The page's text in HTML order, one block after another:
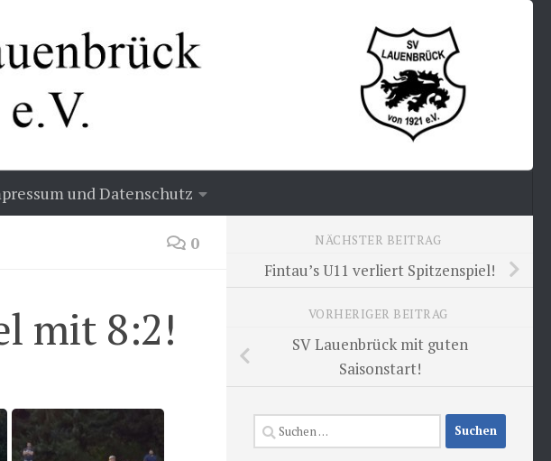
und Datenschutz
0
mit 8:2!
NÄCHSTER BEITRAG
Fintau’s U11 verliert Spitzenspiel!
VORHERIGER BEITRAG
SV Lauenbrück mit guten
Saisonstart!
Suchen
nach: